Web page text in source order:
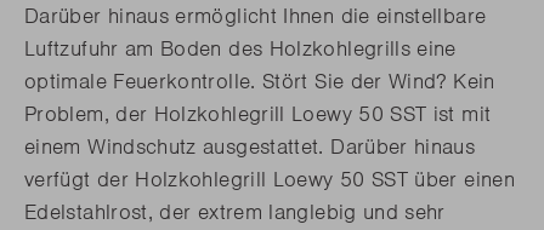
Darüber hinaus ermöglicht Ihnen die einstellbare
Luftzufuhr am Boden des Holzkohlegrills eine
optimale Feuerkontrolle. Stört Sie der Wind? Kein
Problem, der Holzkohlegrill Loewy 50 SST ist mit
einem Windschutz ausgestattet. Darüber hinaus
verfügt der Holzkohlegrill Loewy 50 SST über einen
Edelstahlrost, der extrem langlebig und sehr